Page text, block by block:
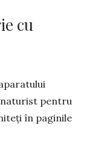
cu
pentru
în paginile